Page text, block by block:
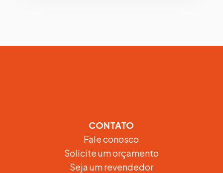
CONTATO
Fale conosco
Solicite um orçamento
Seja um revendedor